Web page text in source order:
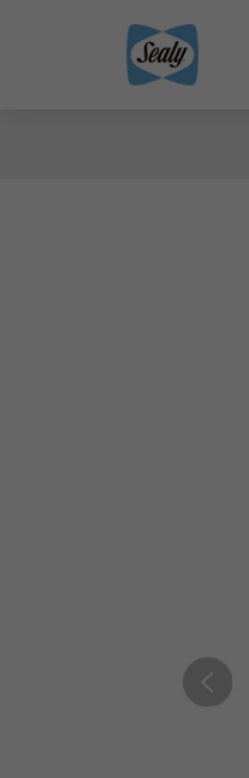
助眠产品